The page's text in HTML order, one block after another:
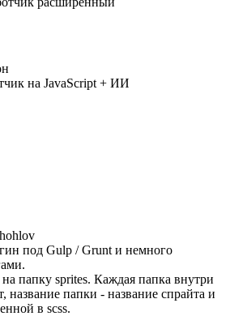
на JavaScript + ИИ
под Gulp / Grunt и немного
папку sprites. Каждая папка внутри
название папки - название спрайта и
в scss.